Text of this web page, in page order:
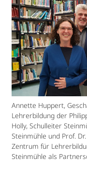
Annette Huppert,
Lehrerbildung der
Holly, Schulleiter
Steinmühle und Prof.
Zentrum für
Steinmühle als